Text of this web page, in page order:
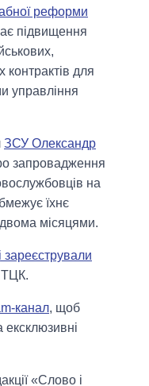
реформи
підвищення
для
управління
ЗСУ Олександр
запровадження
на
їхнє
місяцями.
зареєстрували
ТЦК.
канал, щоб
ексклюзивні
«Слово і